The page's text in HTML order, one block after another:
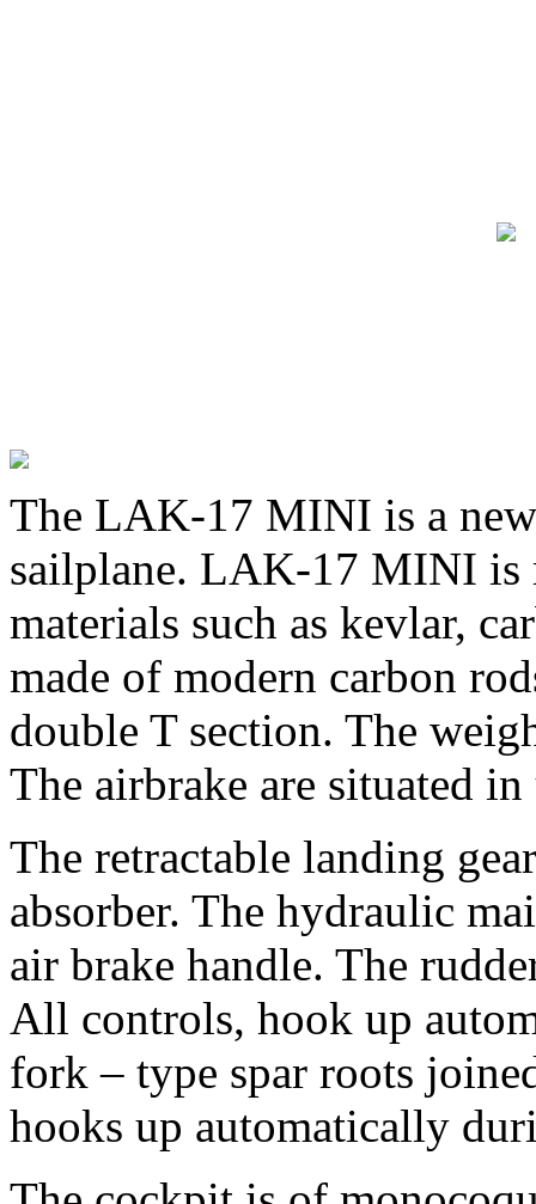
The LAK-17 MINI is a
sailplane. LAK-17 MINI is
materials such as kevlar,
made of modern carbon
double T section. The
The airbrake are situated
The retractable landing
absorber. The hydraulic
air brake handle. The
All controls, hook up
fork – type spar roots
hooks up automatically